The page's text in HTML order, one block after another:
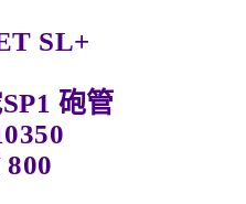
SL+
砲管
800